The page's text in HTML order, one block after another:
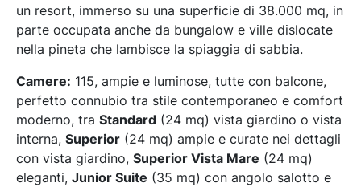
un resort, immerso su una superficie di 38.000 mq, in
parte occupata anche da bungalow e ville dislocate
nella pineta che lambisce la spiaggia di sabbia.
Camere: 115, ampie e luminose, tutte con balcone,
perfetto connubio tra stile contemporaneo e comfort
moderno, tra Standard (24 mq) vista giardino o vista
interna, Superior (24 mq) ampie e curate nei dettagli
con vista giardino, Superior Vista Mare (24 mq)
eleganti, Junior Suite (35 mq) con angolo salotto e